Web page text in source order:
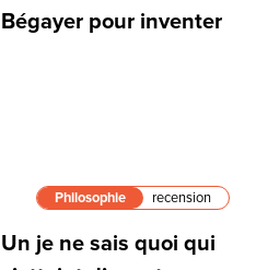
Bégayer pour inventer
Philosophie recension
Un je ne sais quoi qui